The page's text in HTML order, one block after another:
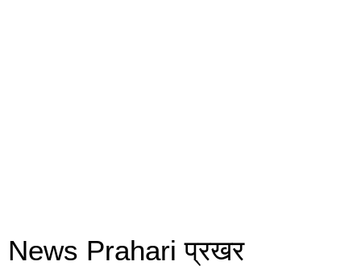
News Prahari प्रखर